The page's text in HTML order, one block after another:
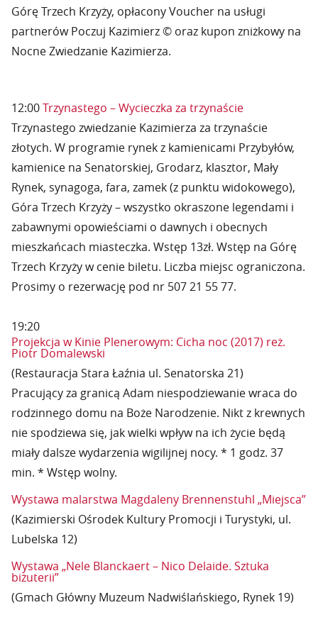
Górę Trzech Krzyży, opłacony Voucher na usługi
partnerów Poczuj Kazimierz © oraz kupon zniżkowy na
Nocne Zwiedzanie Kazimierza.
12:00Trzynastego – Wycieczka za trzynaście
Trzynastego zwiedzanie Kazimierza za trzynaście
złotych. W programie rynek z kamienicami Przybyłów,
kamienice na Senatorskiej, Grodarz, klasztor, Mały
Rynek, synagoga, fara, zamek (z punktu widokowego),
Góra Trzech Krzyży – wszystko okraszone legendami i
zabawnymi opowieściami o dawnych i obecnych
mieszkańcach miasteczka. Wstęp 13zł. Wstęp na Górę
Trzech Krzyży w cenie biletu. Liczba miejsc ograniczona.
Prosimy o rezerwację pod nr 507 21 55 77.
19:20
Projekcja w Kinie Plenerowym: Cicha noc (2017) reż.
Piotr Domalewski
(Restauracja Stara Łaźnia ul. Senatorska 21)
Pracujący za granicą Adam niespodziewanie wraca do
rodzinnego domu na Boże Narodzenie. Nikt z krewnych
nie spodziewa się, jak wielki wpływ na ich życie będą
miały dalsze wydarzenia wigilijnej nocy. * 1 godz. 37
min. * Wstęp wolny.
Wystawa malarstwa Magdaleny Brennenstuhl „Miejsca”
(Kazimierski Ośrodek Kultury Promocji i Turystyki, ul.
Lubelska 12)
Wystawa „Nele Blanckaert – Nico Delaide. Sztuka
biżuterii”
(Gmach Główny Muzeum Nadwiślańskiego, Rynek 19)